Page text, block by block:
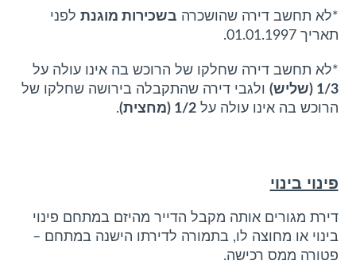
*לא תחשב דירה שהושכרה בשכירות מוגנת לפני
תאריך 01.01.1997.
*לא תחשב דירה שחלקו של הרוכש בה אינו עולה על
1/3 (שליש)
ולגבי דירה שהתקבלה בירושה שחלקו של
הרוכש בה אינו עולה על1/2 (מחצית) .
פינוי בינוי
דירת מגורים אותה מקבל הדייר מהיזם במתחם פינוי
בינוי או מחוצה לו, בתמורה לדירתו הישנה במתחם –
פטורה ממס רכישה.